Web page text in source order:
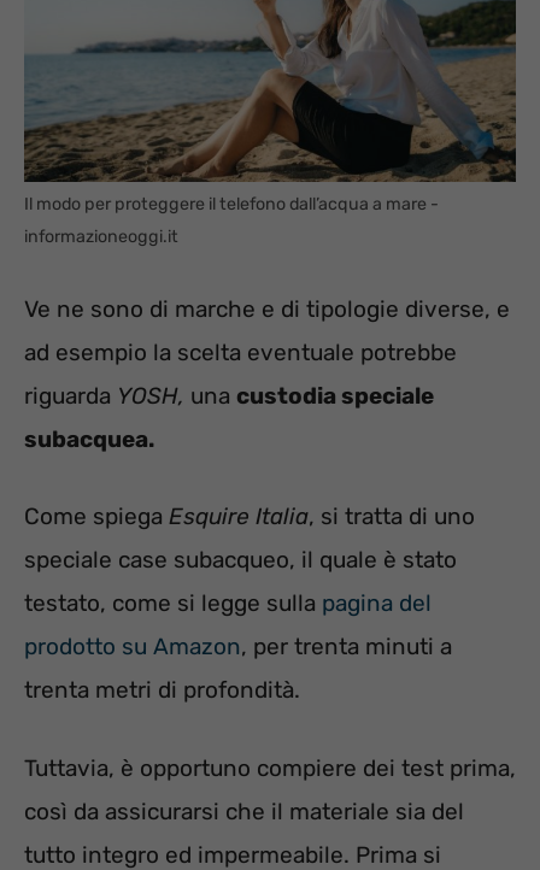
Il modo per proteggere il telefono dall’acqua a mare -
informazioneoggi.it
Ve ne sono di marche e di tipologie diverse, e
ad esempio la scelta eventuale potrebbe
riguarda YOSH, una custodia speciale
subacquea.
Come spiega Esquire Italia, si tratta di uno
speciale case subacqueo, il quale è stato
testato, come si legge sulla pagina del
prodotto su Amazon, per trenta minuti a
trenta metri di profondità.
Tuttavia, è opportuno compiere dei test prima,
così da assicurarsi che il materiale sia del
tutto integro ed impermeabile. Prima si